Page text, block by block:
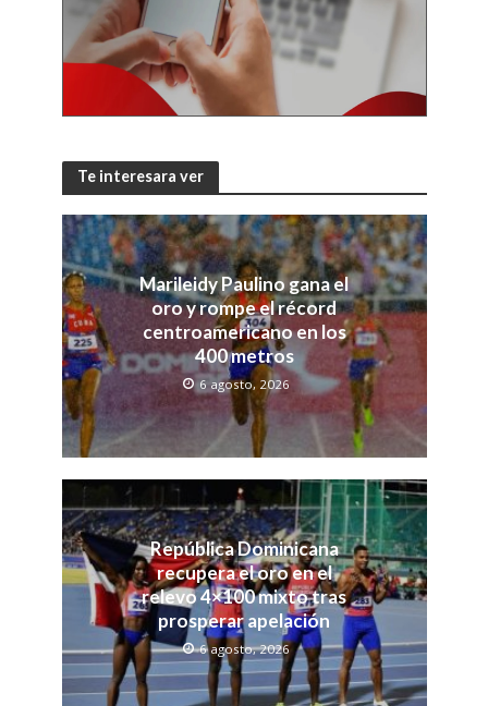
Te interesara ver
Marileidy Paulino gana el
oro y rompe el récord
centroamericano en los
400 metros
6 agosto, 2026
República Dominicana
recupera el oro en el
relevo 4×100 mixto tras
prosperar apelación
6 agosto, 2026